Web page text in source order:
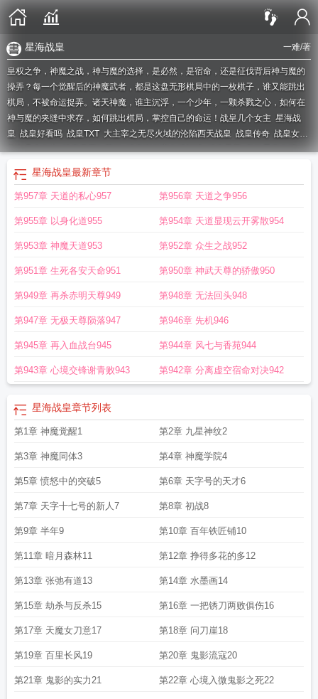
一难/著
星海战皇
皇权之争，神魔之战，神与魔的选择，是必然，是宿命，还是征伐背后神与魔的
操弄？每一个觉醒后的神魔武者，都是这盘无形棋局中的一枚棋子，谁又能跳出
棋局，不被命运捉弄。诸天神魔，谁主沉浮，一个少年，一颗杀戮之心，如何在
神与魔的夹缝中求存，如何跳出棋局，掌控自己的命运！ 战皇几个女主 星海战
皇 战皇好看吗 战皇TXT 大主宰之无尽火域的沦陷西天战皇 战皇传奇 战皇女主
角有几个女主战皇蒙面加菲猫战皇谢傲宇在线阅读战皇天尊奥拉星真炎战
战皇全文免费阅读笔趣阁
圣视频全集免费观看
之辱西天战皇九阳战皇我爸是战皇 战皇推倒女主章节顺序战皇医圣短剧免费
看全集
战皇林寒百度百科 终极黑曜石战皇 战皇谢傲宇百度百科战皇全文免费
阅读战皇归战皇大厅在哪里买房卡 战皇林寒女主角人物介绍战皇女主角推倒
阅读战皇林寒全文免费阅读笔趣阁 战皇TXT免费战皇归来短剧全集播放
逍遥战皇战皇医圣战皇战皇林寒
星海战皇最新章节
第957章 天道的私心957 第956章 天道之争956
第955章 以身化道955 第954章 天道显现云开雾散954
第953章 神魔天道953 第952章 众生之战952
第951章 生死各安天命951 第950章 神武天尊的骄傲950
第949章 再杀赤明天尊949 第948章 无法回头948
第947章 无极天尊陨落947 第946章 先机946
第945章 再入血战台945 第944章 风七与香苑944
第943章 心境交锋谢青败943 第942章 分离虚空宿命对决942
星海战皇章节列表
第1章 神魔觉醒1 第2章 九星神纹2
第3章 神魔同体3 第4章 神魔学院4
第5章 愤怒中的突破5 第6章 天字号的天才6
第7章 天字十七号的新人7 第8章 初战8
第9章 半年9 第10章 百年铁匠铺10
第11章 暗月森林11 第12章 挣得多花的多12
第13章 张弛有道13 第14章 水墨画14
第15章 劫杀与反杀15 第16章 一把锈刀两败俱伤16
第17章 天魔女刀意17 第18章 问刀崖18
第19章 百里长风19 第20章 鬼影流寇20
第21章 鬼影的实力21 第22章 心境入微鬼影之死22